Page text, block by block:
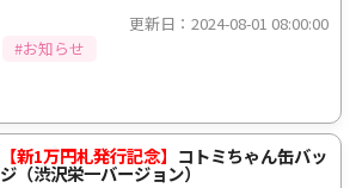
更新日：2024-08-01 08:00:00
#お知らせ
【新1万円札発行記念】 コトミちゃん缶バッ
ジ（渋沢栄一バージョン）